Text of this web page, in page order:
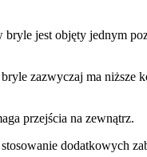
jest objęty jednym
zazwyczaj ma niższe
przejścia na zewnątrz.
dodatkowych